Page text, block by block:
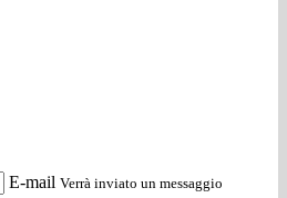
E-mail Verrà inviato un messaggio